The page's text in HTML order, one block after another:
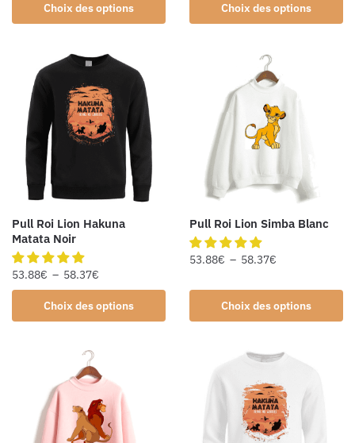
Choix des options Choix des options
Pull Roi Lion Hakuna
Matata Noir
53.88€ – 58.37€
Choix des options
Pull Roi Lion Simba Blanc
53.88€ – 58.37€
Choix des options